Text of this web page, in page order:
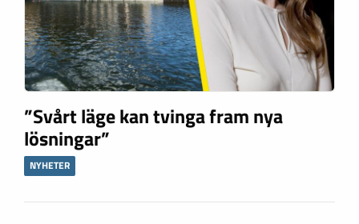
”Svårt läge kan tvinga fram nya
lösningar”
NYHETER